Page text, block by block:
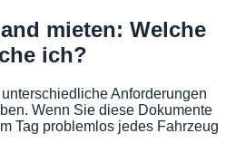
mieten: Welche
ich?
Anforderungen
Wenn Sie diese Dokumente
Tag problemlos jedes Fahrzeug